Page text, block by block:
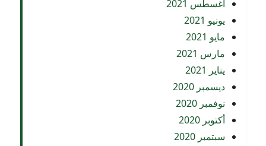
أغسطس 2021
يونيو 2021
مايو 2021
مارس 2021
يناير 2021
ديسمبر 2020
نوفمبر 2020
أكتوبر 2020
سبتمبر 2020